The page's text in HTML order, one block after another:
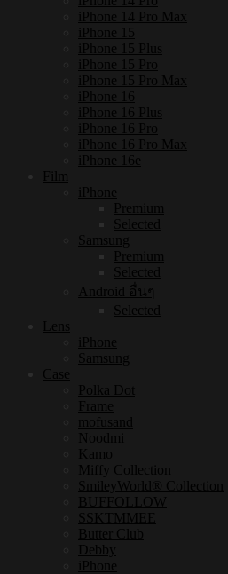
iPhone 14 Pro Max
iPhone 15
iPhone 15 Plus
iPhone 15 Pro
iPhone 15 Pro Max
iPhone 16
iPhone 16 Plus
iPhone 16 Pro
iPhone 16 Pro Max
iPhone 16e
Film
iPhone
Premium
Selected
Samsung
Premium
Selected
Android อื่นๆ
Selected
Lens
iPhone
Samsung
Case
Polka Dot
Frame
mofusand
Noodmi
Kamo
Miffy Collection
SmileyWorld® Collection
BUFFOLLOW
SSKTMMEE
Butter Club
Debby
iPhone